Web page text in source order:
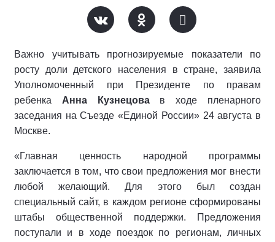
Важно учитывать прогнозируемые показатели по
росту доли детского населения в стране, заявила
Уполномоченный при Президенте по правам
ребенка Анна Кузнецовав ходе пленарного
заседания на Съезде «Единой России» 24 августа в
Москве.
«Главная ценность народной программы
заключается в том, что свои предложения мог внести
любой желающий. Для этого был создан
специальный сайт, в каждом регионе сформированы
штабы общественной поддержки. Предложения
поступали и в ходе поездок по регионам, личных